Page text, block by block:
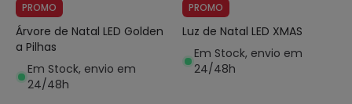
PROMO
Árvore de Natal LED Golden
a Pilhas
Em Stock, envio em
24/48h
PROMO
Luz de Natal LED XMAS
Em Stock, envio em
24/48h